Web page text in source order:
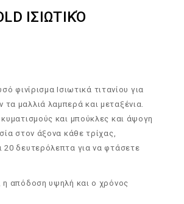
ΙΣΙΩΤΙΚΌ
φινίρισμα Ισιωτικά τιτανίου για
μαλλιά λαμπερά και μεταξένια.
και μπούκλες και άψογη
στον άξονα κάθε τρίχας,
20 δευτερόλεπτα για να φτάσετε
η απόδοση υψηλή και ο χρόνος